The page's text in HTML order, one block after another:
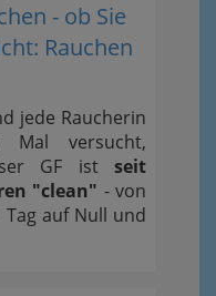
- ob Sie
Rauchen
jede Raucherin
versucht,
GF ist seit
"clean" - von
auf Null und